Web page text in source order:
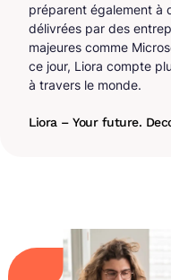
préparent également à
délivrées par des
majeures comme
ce jour, Liora compte
à travers le monde.
Liora – Your future.